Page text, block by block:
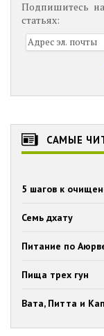
Подпишитесь
статьях:
САМЫЕ
5 шагов к
Семь дхату
Питание по
Пища трех гун
Вата, Питта и